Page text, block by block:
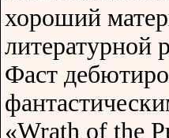
хороший
литературной
Фаст
«Wrath of the